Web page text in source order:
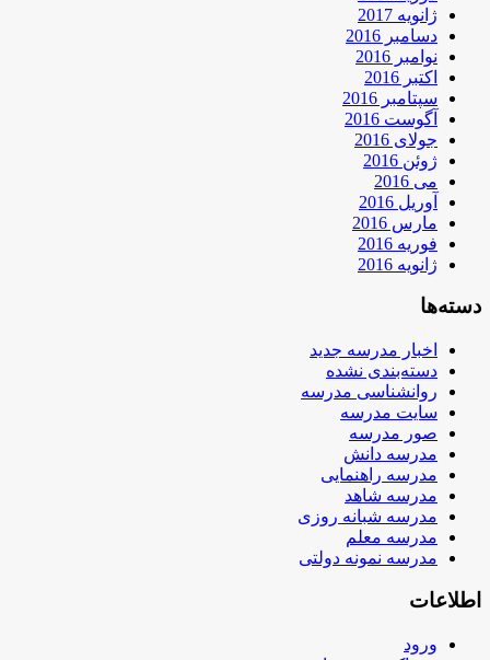
ژانویه 2017
دسامبر 2016
نوامبر 2016
اکتبر 2016
سپتامبر 2016
آگوست 2016
جولای 2016
ژوئن 2016
می 2016
آوریل 2016
مارس 2016
فوریه 2016
ژانویه 2016
دسته‌ها
اخبار مدرسه جدید
دسته‌بندی نشده
روانشناسی مدرسه
سایت مدرسه
صور مدرسه
مدرسه دانش
مدرسه راهنمایی
مدرسه شاهد
مدرسه شبانه روزی
مدرسه معلم
مدرسه نمونه دولتی
اطلاعات
ورود